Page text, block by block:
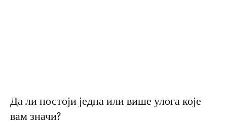
Да ли постоји једна или више улога које
вам значи?